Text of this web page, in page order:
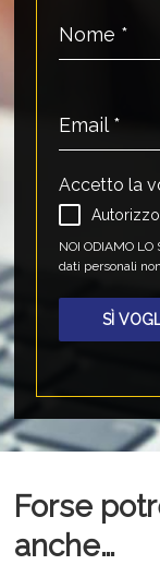
Nome *
Email *
Accetto la
NOI ODIAMO
dati personali
SÌ
Forse
anche…